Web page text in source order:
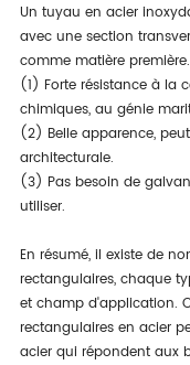
Un tuyau en acier
avec une section
comme matière
(1) Forte résistance à la
chimiques, au génie
(2) Belle apparence,
architecturale.
(3) Pas besoin de
utiliser.
En résumé, il existe de
rectangulaires, chaque
et champ d'application.
rectangulaires en acier
acier qui répondent aux